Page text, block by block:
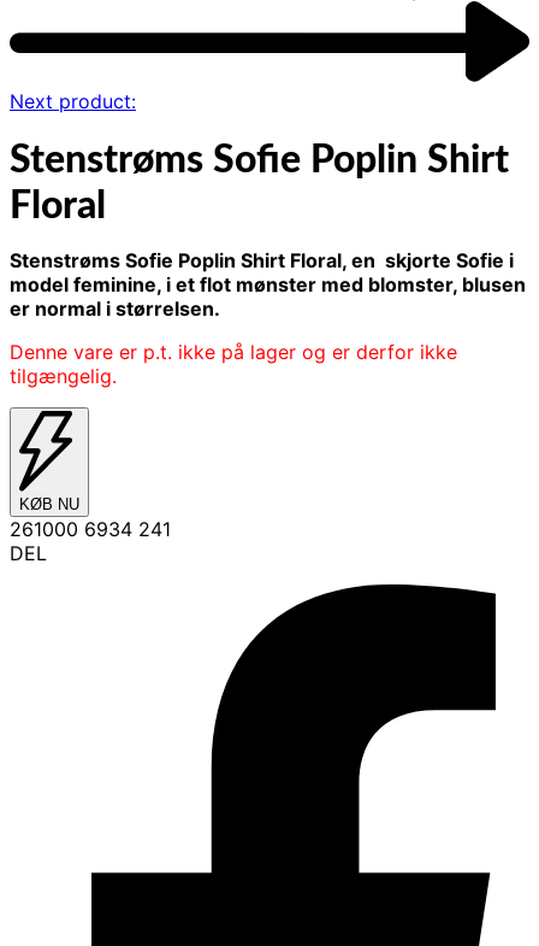
Next product:
Stenstrøms Sofie Poplin Shirt
Floral
Stenstrøms Sofie Poplin Shirt Floral, en skjorte Sofie i
model feminine, i et flot mønster med blomster, blusen
er normal i størrelsen.
Denne vare er p.t. ikke på lager og er derfor ikke
tilgængelig.
KØB NU
261000 6934 241
DEL